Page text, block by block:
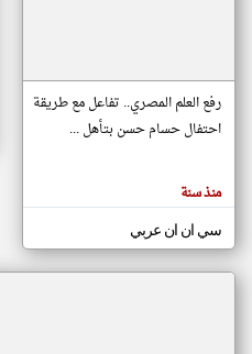
أهم
المقالات
الموجوده
هنا عن
رفع العلم المصري.. تفاعل مع طريقة
احتفال حسام حسن بتأهل ...
منذ سنة
سي ان ان عربي